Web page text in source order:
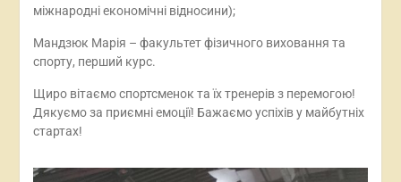
міжнародні економічні відносини);
Мандзюк Марія – факультет фізичного виховання та
спорту, перший курс.
Щиро вітаємо спортсменок та їх тренерів з перемогою!
Дякуємо за приємні емоції! Бажаємо успіхів у майбутніх
стартах!